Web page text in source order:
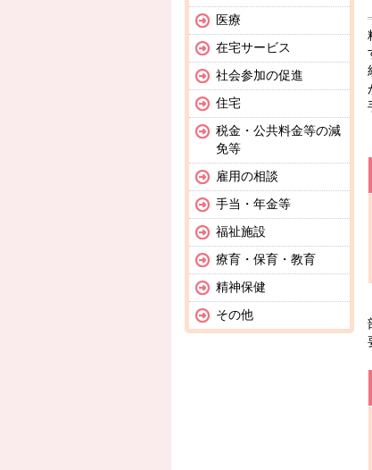
医療
在宅サービス
社会参加の促進
住宅
税金・公共料金等の減
免等
雇用の相談
手当・年金等
福祉施設
療育・保育・教育
精神保健
その他